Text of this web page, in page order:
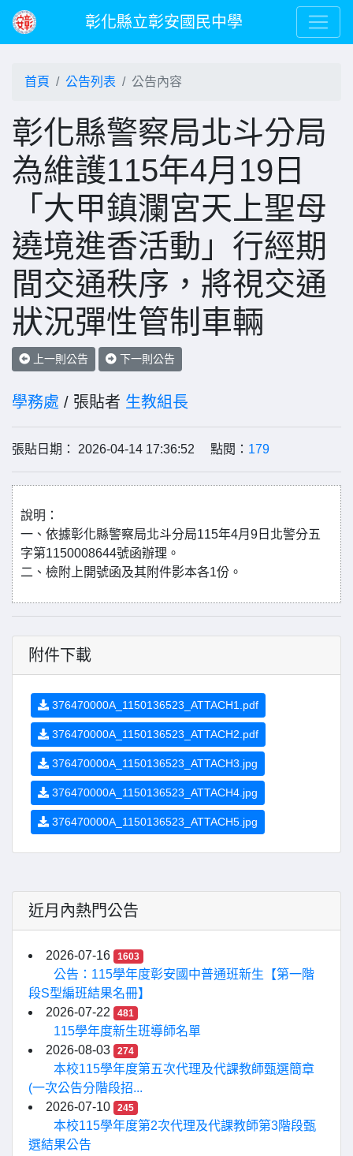
彰化縣立彰安國民中學
首頁 公告列表 公告內容
彰化縣警察局北斗分局
為維護115年4月19日
「大甲鎮瀾宮天上聖母
遶境進香活動」行經期
間交通秩序，將視交通
狀況彈性管制車輛
上一則公告 下一則公告
學務處 / 張貼者 生教組長
張貼日期： 2026-04-14 17:36:52 點閱： 179
說明：
一、依據彰化縣警察局北斗分局115年4月9日北警分五
字第1150008644號函辦理。
二、檢附上開號函及其附件影本各1份。
附件下載
376470000A_1150136523_ATTACH1.pdf
376470000A_1150136523_ATTACH2.pdf
376470000A_1150136523_ATTACH3.jpg
376470000A_1150136523_ATTACH4.jpg
376470000A_1150136523_ATTACH5.jpg
近月內熱門公告
2026-07-16 1603
公告：115學年度彰安國中普通班新生【第一階
段S型編班結果名冊】
2026-07-22
481
115學年度新生班導師名單
2026-08-03
274
本校115學年度第五次代理及代課教師甄選簡章
(一次公告分階段招...
2026-07-10
245
本校115學年度第2次代理及代課教師第3階段甄
選結果公告